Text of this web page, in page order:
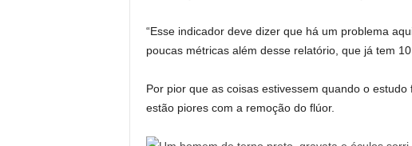
“Esse indicador deve dizer que há um problema
poucas métricas além desse relatório, que já tem
Por pior que as coisas estivessem quando o
estão piores com a remoção do flúor.